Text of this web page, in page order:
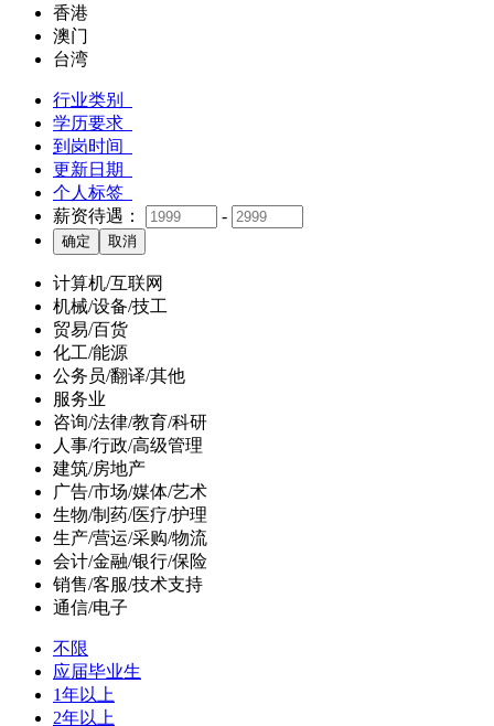
香港
澳门
台湾
行业类别
学历要求
到岗时间
更新日期
个人标签
薪资待遇：
-
计算机/互联网
机械/设备/技工
贸易/百货
化工/能源
公务员/翻译/其他
服务业
咨询/法律/教育/科研
人事/行政/高级管理
建筑/房地产
广告/市场/媒体/艺术
生物/制药/医疗/护理
生产/营运/采购/物流
会计/金融/银行/保险
销售/客服/技术支持
通信/电子
不限
应届毕业生
1年以上
2年以上